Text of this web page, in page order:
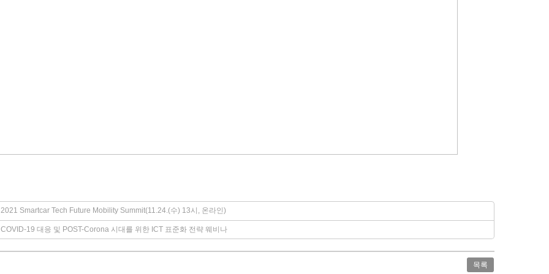
Smartcar Tech Future Mobility Summit(11.24.(수) 13시, 온라인)
19 대응 및 POST-Corona 시대를 위한 ICT 표준화 전략 웨비나